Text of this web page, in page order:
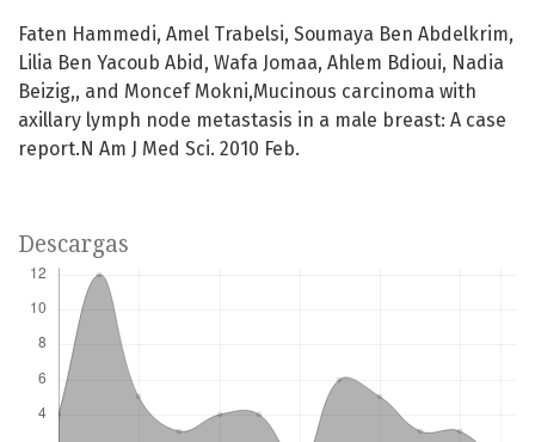
Faten Hammedi, Amel Trabelsi, Soumaya Ben Abdelkrim,
Lilia Ben Yacoub Abid, Wafa Jomaa, Ahlem Bdioui, Nadia
Beizig,, and Moncef Mokni,Mucinous carcinoma with
axillary lymph node metastasis in a male breast: A case
report.N Am J Med Sci. 2010 Feb.
Descargas